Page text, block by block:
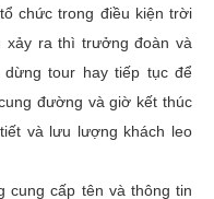
chức trong điều kiện trời
xảy ra thì trưởng đoàn và
tour hay tiếp tục để
đường và giờ kết thúc
và lưu lượng khách leo
cung cấp tên và thông tin